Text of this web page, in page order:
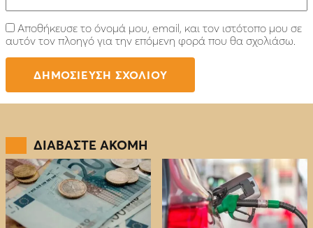
Αποθήκευσε το όνομά μου, email, και τον ιστότοπο μου σε
αυτόν τον πλοηγό για την επόμενη φορά που θα σχολιάσω.
ΔΙΑΒΑΣΤΕ ΑΚΟΜΗ